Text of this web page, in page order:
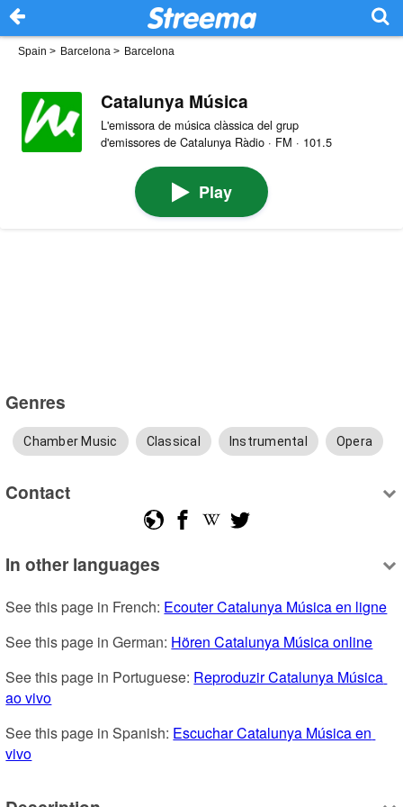
Spain > Barcelona > Barcelona
Catalunya Música
L'emissora de música clàssica del grup
d'emissores de Catalunya Ràdio · FM · 101.5
Play
Genres
Chamber Music Classical Instrumental Opera
Contact
In other languages
See this page in French: Ecouter Catalunya Música en ligne
See this page in German: Hören Catalunya Música online
See this page in Portuguese: Reproduzir Catalunya Música
ao vivo
See this page in Spanish: Escuchar Catalunya Música en
vivo